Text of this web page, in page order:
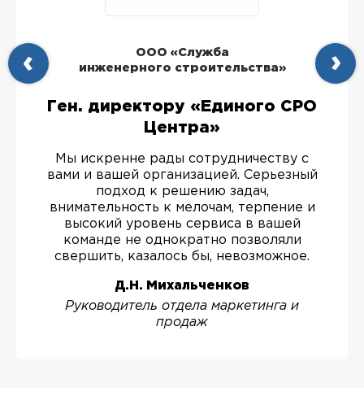
ООО «Служба
инженерного строительства»
Ген. директору «Единого СРО
Центра»
Мы искренне рады сотрудничеству с
вами и вашей организацией. Серьезный
подход к решению задач,
внимательность к мелочам, терпение и
высокий уровень сервиса в вашей
команде не однократно позволяли
свершить, казалось бы, невозможное.
Д.Н. Михальченков
Руководитель отдела маркетинга и
продаж